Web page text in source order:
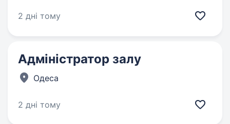
2 дні тому
Адміністратор залу
Одеса
2 дні тому